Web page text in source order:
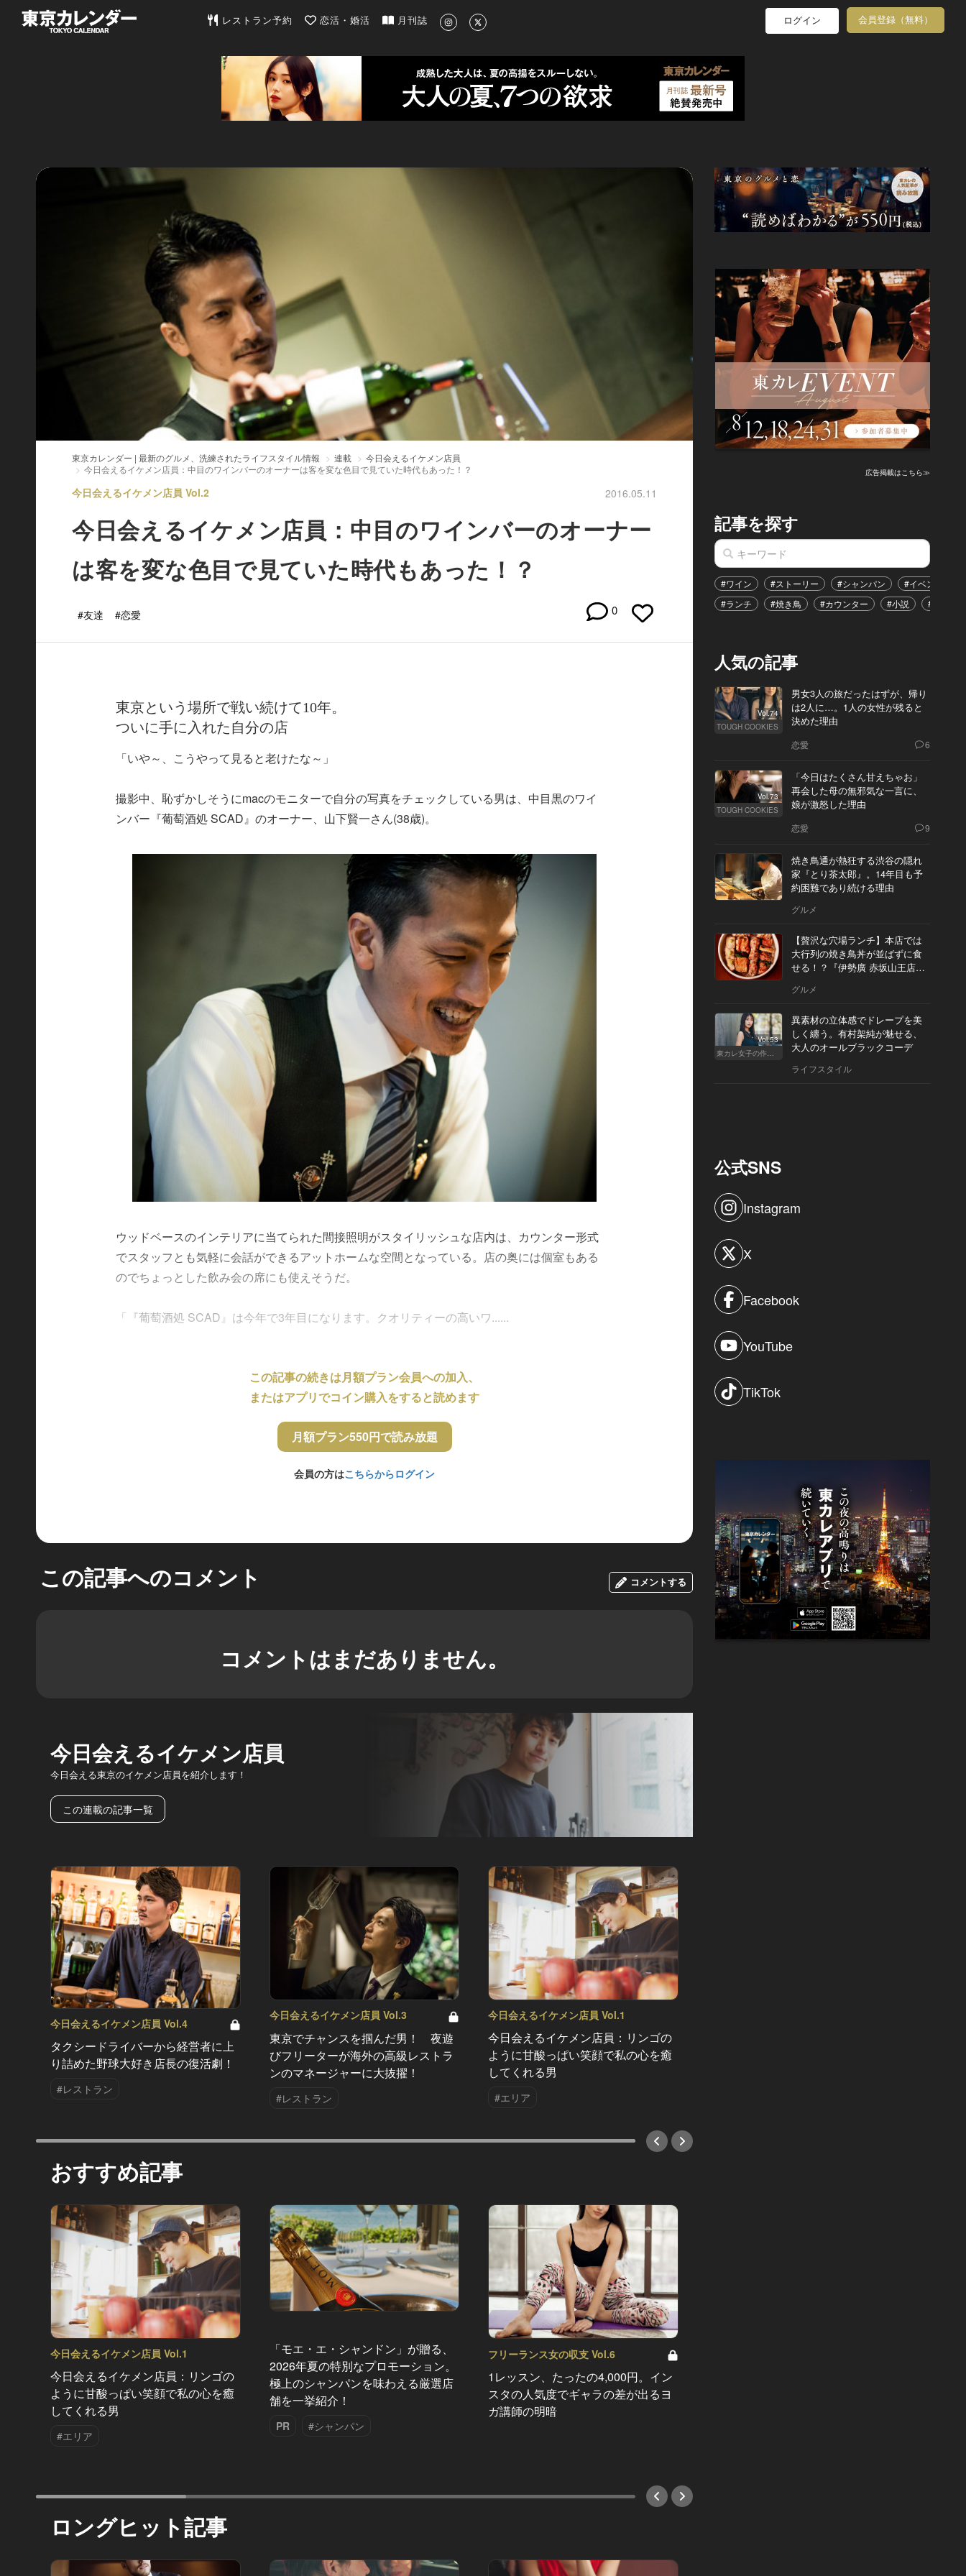
東京カレンダー | 最新のグルメ、洗練されたライフスタイル情報
レストラン予約 恋活・婚活 月刊誌 ログイン 会員登録（無料）
東京カレンダー | 最新のグルメ、洗練されたライフスタイル情報 連載
今日会えるイケメン店員
今日会えるイケメン店員：中目のワインバーのオーナーは客を変な色目で見ていた時代もあった！？
今日会えるイケメン店員 Vol.2 2016.05.11
今日会えるイケメン店員：中目のワインバーのオーナー
は客を変な色目で見ていた時代もあった！？
#友達 #恋愛 0
東京という場所で戦い続けて10年。
ついに手に入れた自分の店
「いや～、こうやって見ると老けたな～」
撮影中、恥ずかしそうにmacのモニターで自分の写真をチェックしている男は、中目黒のワイ
ンバー『葡萄酒処 SCAD』のオーナー、山下賢一さん(38歳)。
ウッドベースのインテリアに当てられた間接照明がスタイリッシュな店内は、カウンター形式
でスタッフとも気軽に会話ができるアットホームな空間となっている。店の奥には個室もある
のでちょっとした飲み会の席にも使えそうだ。
「『葡萄酒処 SCAD』は今年で3年目になります。クオリティーの高いワ......
この記事の続きは月額プラン会員への加入、
またはアプリでコイン購入をすると読めます
月額プラン550円で読み放題
会員の方はこちらからログイン
この記事へのコメント コメントする
コメントはまだありません。
今日会えるイケメン店員
今日会える東京のイケメン店員を紹介します！
この連載の記事一覧
今日会えるイケメン店員 Vol.4
タクシードライバーから経営者に上
り詰めた野球大好き店長の復活劇！
#レストラン
今日会えるイケメン店員 Vol.3
東京でチャンスを掴んだ男！ 夜遊
びフリーターが海外の高級レストラ
ンのマネージャーに大抜擢！
#レストラン
今日会えるイケメン店員 Vol.1
今日会えるイケメン店員：リンゴの
ように甘酸っぱい笑顔で私の心を癒
してくれる男
#エリア
おすすめ記事
今日会えるイケメン店員 Vol.1
今日会えるイケメン店員：リンゴの
ように甘酸っぱい笑顔で私の心を癒
してくれる男
#エリア
「モエ・エ・シャンドン」が贈る、
2026年夏の特別なプロモーション。
極上のシャンパンを味わえる厳選店
舗を一挙紹介！
PR #シャンパン
フリーランス女の収支 Vol.6
1レッスン、たったの4,000円。イン
スタの人気度でギャラの差が出るヨ
ガ講師の明暗
ロングヒット記事
広告掲載はこちら≫
記事を探す
#ワイン #ストーリー #シャンパン #イベント
#ランチ
#焼き鳥 #カウンター #小説 #恋愛
人気の記事
Vol.74
TOUGH COOKIES
男女3人の旅だったはずが、帰り
は2人に…。1人の女性が残ると
決めた理由
恋愛 6
Vol.73
TOUGH COOKIES
「今日はたくさん甘えちゃお」
再会した母の無邪気な一言に、
娘が激怒した理由
恋愛 9
焼き鳥通が熱狂する渋谷の隠れ
家『とり茶太郎』。14年目も予
約困難であり続ける理由
グルメ
【贅沢な穴場ランチ】本店では
大行列の焼き鳥丼が並ばずに食
せる！？『伊勢廣 赤坂山王店』
グルメ
Vol.53
東カレ女子の作り方
異素材の立体感でドレープを美
しく纏う。有村架純が魅せる、
大人のオールブラックコーデ
ライフスタイル
公式SNS
Instagram
X
Facebook
YouTube
TikTok